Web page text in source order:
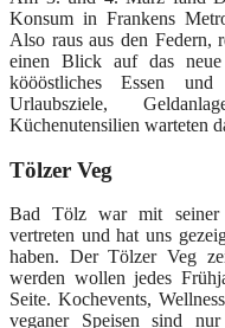
Konsum in Frankens
Also raus aus den Federn,
einen Blick auf das
köööstliches Essen und
Urlaubsziele,
Küchenutensilien warteten
Tölzer Veg
Bad Tölz war mit seiner
vertreten und hat uns
haben. DerTölzer Veg
werden wollen jedes
Seite. Kochevents,
veganer Speisen sind